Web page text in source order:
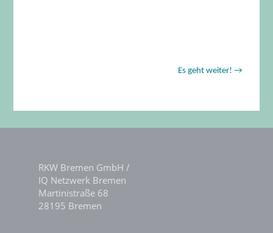
Es geht weiter! →
RKW Bremen GmbH /
IQ Netzwerk Bremen
Martinistraße 68
28195 Bremen